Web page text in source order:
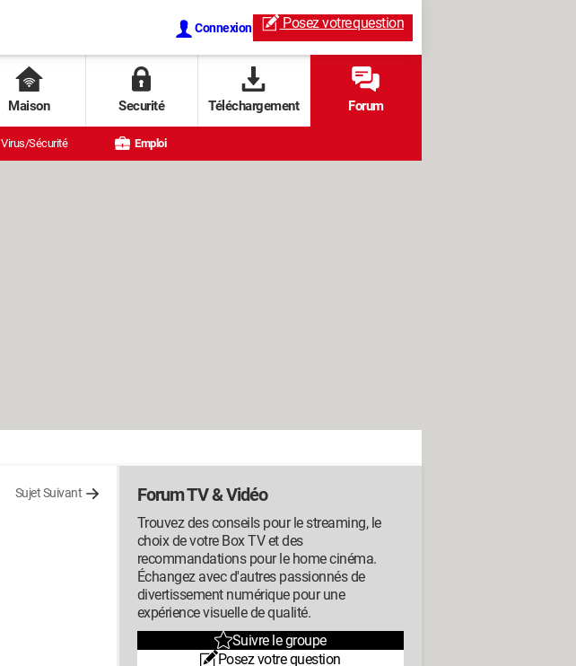
Connexion Posez votrequestion
Maison Securité Téléchargement Forum
Virus/Sécurité Emploi
Sujet Suivant Forum TV & Vidéo
Trouvez des conseils pour le streaming, le
choix de votre Box TV et des
recommandations pour le home cinéma.
Échangez avec d'autres passionnés de
divertissement numérique pour une
expérience visuelle de qualité.
Suivre le groupe
Posez votre question